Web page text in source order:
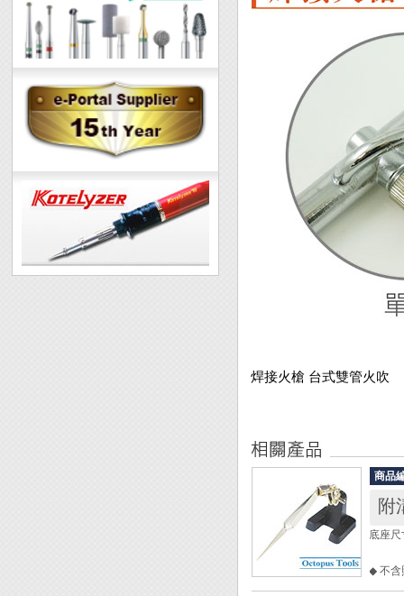
焊接火槍 台式雙管火吹
商品
附
底座
◆ 不含
◆ 焊接